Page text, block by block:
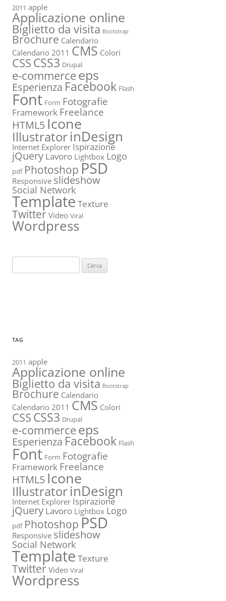
2011 apple
Applicazione online
Biglietto da visita Bootstrap
Brochure Calendario
Calendario 2011 CMS Colori
CSSCSS3 Drupal
e-commerceeps
Esperienza Facebook Flash
Font Form Fotografie
Framework Freelance
HTML5 Icone
IllustratorinDesign
Internet Explorer Ispirazione
jQuery Lavoro Lightbox Logo
pdf PhotoshopPSD
Responsive slideshow
Social Network
Template Texture
TwitterVideo Viral
Wordpress
per:
TAG
2011 apple
Applicazione online
Biglietto da visita Bootstrap
Brochure Calendario
Calendario 2011 CMS Colori
CSSCSS3 Drupal
e-commerceeps
Esperienza Facebook Flash
Font Form Fotografie
Framework Freelance
HTML5 Icone
IllustratorinDesign
Internet Explorer Ispirazione
jQuery Lavoro Lightbox Logo
pdf PhotoshopPSD
Responsive slideshow
Social Network
Template Texture
TwitterVideo Viral
Wordpress